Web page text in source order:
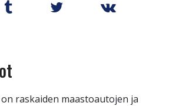
raskaiden maastoautojen ja